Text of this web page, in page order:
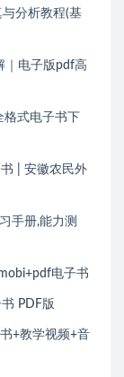
与分析教程(基
｜电子版pdf高
格式电子书下
| 安徽农民外
手册,能力测
电子书
PDF版
+教学视频+音